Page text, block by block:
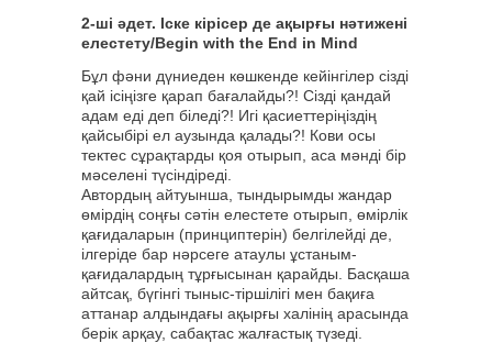
2-ші әдет. Іске кірісер де ақырғы нәтижені
елестету/Begin with the End in Mind
Бұл фәни дүниеден көшкенде кейінгілер сізді
қай ісіңізге қарап бағалайды?! Сізді қандай
адам еді деп біледі?! Игі қасиеттеріңіздің
қайсыбірі ел аузында қалады?! Кови осы
тектес сұрақтарды қоя отырып, аса мәнді бір
мәселені түсіндіреді.
Автордың айтуынша, тындырымды жандар
өмірдің соңғы сәтін елестете отырып, өмірлік
қағидаларын (принциптерін) белгілейді де,
ілгеріде бар нәрсеге атаулы ұстаным-
қағидалардың тұрғысынан қарайды. Басқаша
айтсақ, бүгінгі тыныс-тіршілігі мен бақиға
аттанар алдындағы ақырғы халінің арасында
берік арқау, сабақтас жалғастық түзеді.